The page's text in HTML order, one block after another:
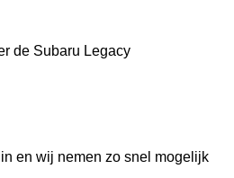
de Subaru Legacy
en wij nemen zo snel mogelijk